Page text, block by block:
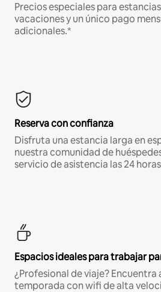
Precios especiales para
vacaciones y un único pago
adicionales.*
Reserva con confianza
Disfruta una estancia larga en
nuestra comunidad de
servicio de asistencia las 24
Espacios ideales para trabajar
¿Profesional de viaje?
temporada con wifi de alta